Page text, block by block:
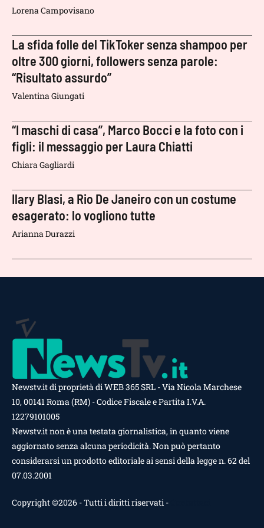
Lorena Campovisano
La sfida folle del TikToker senza shampoo per
oltre 300 giorni, followers senza parole:
“Risultato assurdo”
Valentina Giungati
“I maschi di casa”, Marco Bocci e la foto con i
figli: il messaggio per Laura Chiatti
Chiara Gagliardi
Ilary Blasi, a Rio De Janeiro con un costume
esagerato: lo vogliono tutte
Arianna Durazzi
Newstv.it di proprietà di WEB 365 SRL - Via Nicola Marchese
10, 00141 Roma (RM) - Codice Fiscale e Partita I.V.A.
12279101005
Newstv.it non è una testata giornalistica, in quanto viene
aggiornato senza alcuna periodicità. Non può pertanto
considerarsi un prodotto editoriale ai sensi della legge n. 62 del
07.03.2001
Copyright ©2026 - Tutti i diritti riservati -